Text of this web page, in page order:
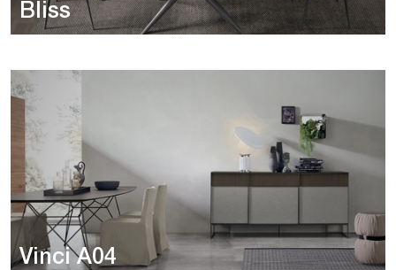
Bliss
Vinci A04